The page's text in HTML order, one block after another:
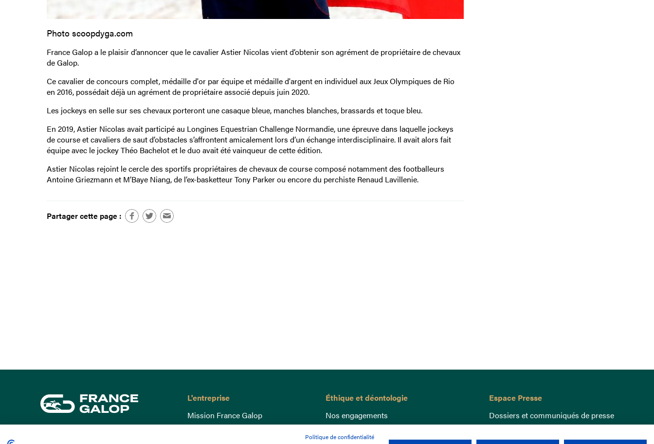
Photo scoopdyga.com
France Galop a le plaisir d’annoncer que le cavalier Astier Nicolas vient d’obtenir son agrément de propriétaire de chevaux
de Galop.
Ce cavalier de concours complet, médaille d'or par équipe et médaille d'argent en individuel aux Jeux Olympiques de Rio
en 2016, possédait déjà un agrément de propriétaire associé depuis juin 2020.
Les jockeys en selle sur ses chevaux porteront une casaque bleue, manches blanches, brassards et toque bleu.
En 2019, Astier Nicolas avait participé au Longines Equestrian Challenge Normandie, une épreuve dans laquelle jockeys
de course et cavaliers de saut d’obstacles s’affrontent amicalement lors d’un échange interdisciplinaire. Il avait alors fait
équipe avec le jockey Théo Bachelot et le duo avait été vainqueur de cette édition.
Astier Nicolas rejoint le cercle des sportifs propriétaires de chevaux de course composé notamment des footballeurs
Antoine Griezmann et M’Baye Niang, de l’ex-basketteur Tony Parker ou encore du perchiste Renaud Lavillenie.
Partager cette page :
L'entreprise
Mission France Galop
Gouvernance
Éthique et déontologie
Nos engagements
Lutte anti-dopage
Bien être equin
Espace Presse
Dossiers et communiqués de presse
Politique de confidentialité